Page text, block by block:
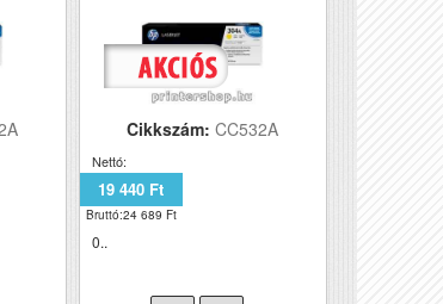
Cikkszám:CC532A
Nettó:
19 440 Ft
Bruttó:24 689 Ft
0..